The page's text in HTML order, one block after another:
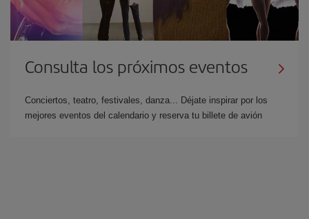
Consulta los próximos eventos
Conciertos, teatro, festivales, danza... Déjate inspirar por los
mejores eventos del calendario y reserva tu billete de avión